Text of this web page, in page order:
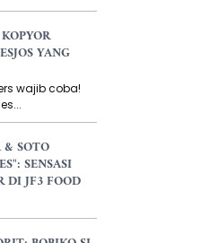
YANG
wajib coba!
SOTO
SENSASI
DI JF3 FOOD